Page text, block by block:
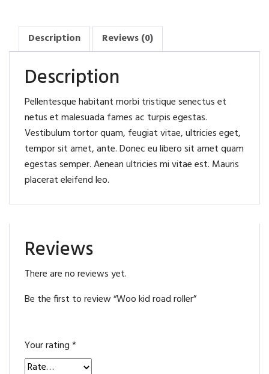
Description Reviews (0)
Description
Pellentesque habitant morbi tristique senectus et
netus et malesuada fames ac turpis egestas.
Vestibulum tortor quam, feugiat vitae, ultricies eget,
tempor sit amet, ante. Donec eu libero sit amet quam
egestas semper. Aenean ultricies mi vitae est. Mauris
placerat eleifend leo.
Reviews
There are no reviews yet.
Be the first to review “Woo kid road roller”
Your rating*